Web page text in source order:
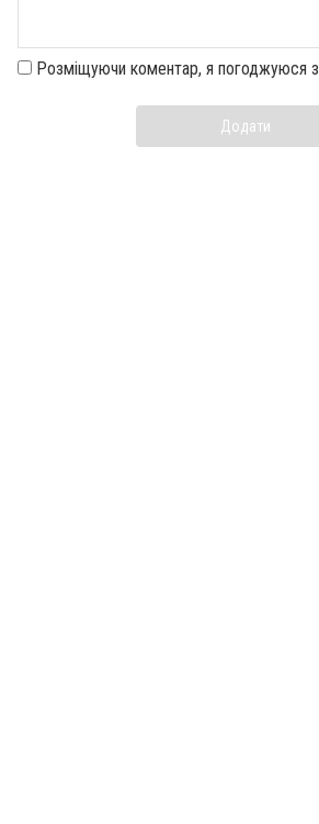
Розміщуючи коментар, я погоджуюся з
Додати